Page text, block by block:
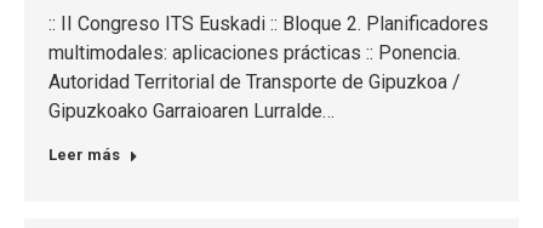
:: II Congreso ITS Euskadi :: Bloque 2. Planificadores
multimodales: aplicaciones prácticas :: Ponencia.
Autoridad Territorial de Transporte de Gipuzkoa /
Gipuzkoako Garraioaren Lurralde…
Leer más